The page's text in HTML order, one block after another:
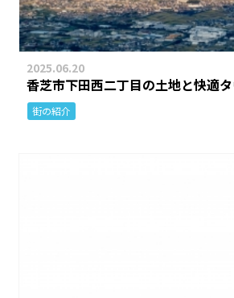
2025.06.20
香芝市下田西二丁目の土地と快適
街の紹介